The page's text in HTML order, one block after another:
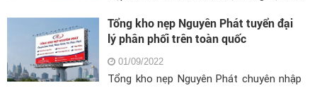
nội thất đang rất được ưa chuộng sử
dụng để tạo điểm nhấn nổi bật cho ngôi
nhà
Tổng kho nẹp Nguyên Phát tuyển đại
lý phân phối trên toàn quốc
01/09/2022
Tổng kho nẹp Nguyên Phát chuyên nhập